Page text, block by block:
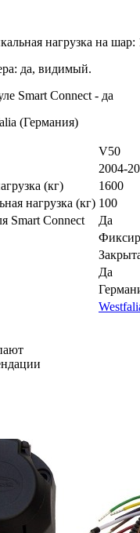
нагрузка на шар:
да, видимый.
Smart Connect - да
(Германия)
V50
2004-
(кг)
1600
нагрузка (кг) 100
Smart Connect
Да
Да